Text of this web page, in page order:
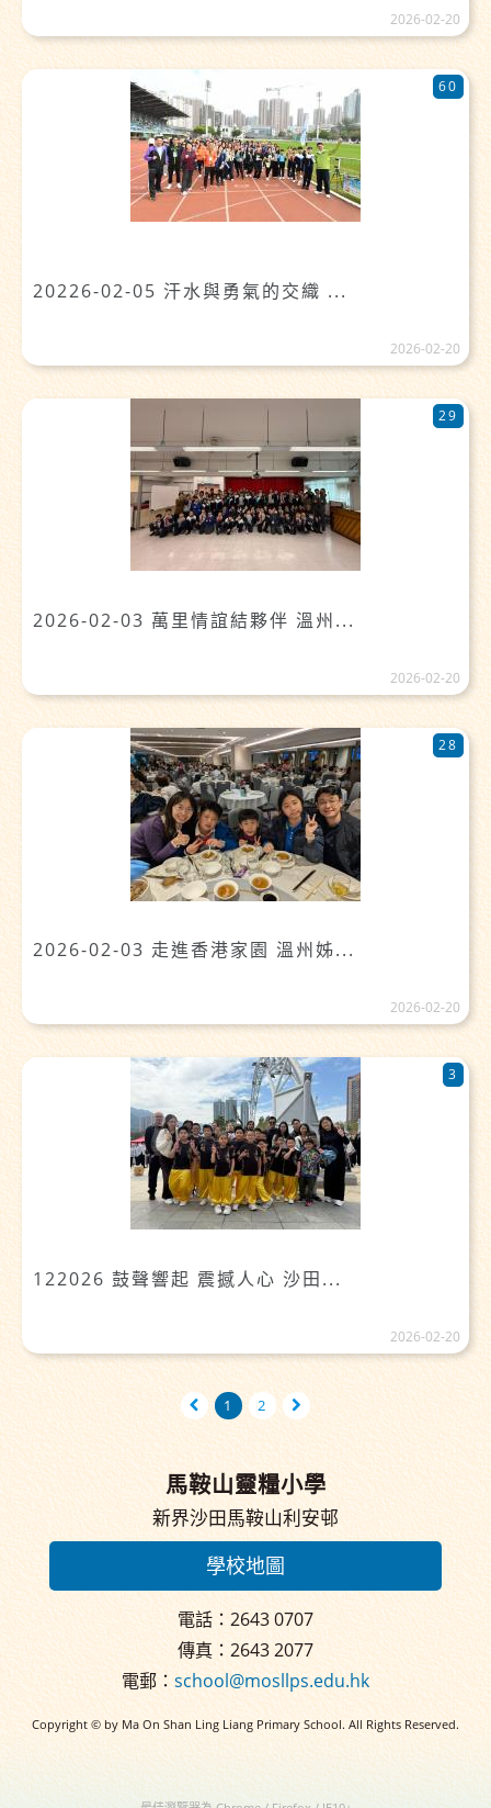
2026-02-20
20226-02-05 汗水與勇氣的交織 ...
60
2026-02-20
2026-02-03 萬里情誼結夥伴 溫州...
29
2026-02-20
2026-02-03 走進香港家園 溫州姊...
28
2026-02-20
122026 鼓聲響起 震撼人心 沙田...
3
2026-02-20
1 2
馬鞍山靈糧小學
新界沙田馬鞍山利安邨
學校地圖
電話：2643 0707
傳真：2643 2077
電郵：school@mosllps.edu.hk
Copyright © by Ma On Shan Ling Liang Primary School. All Rights Reserved.